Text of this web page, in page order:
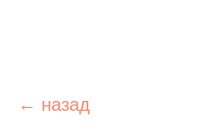
← назад